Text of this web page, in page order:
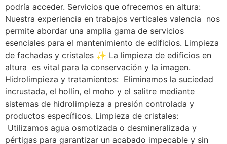
podría acceder. Servicios que ofrecemos en altura:
Nuestra experiencia en trabajos verticales valencia nos
permite abordar una amplia gama de servicios
esenciales para el mantenimiento de edificios. Limpieza
de fachadas y cristales ✨ La limpieza de edificios en
altura es vital para la conservación y la imagen.
Hidrolimpieza y tratamientos: Eliminamos la suciedad
incrustada, el hollín, el moho y el salitre mediante
sistemas de hidrolimpieza a presión controlada y
productos específicos. Limpieza de cristales:
Utilizamos agua osmotizada o desmineralizada y
pértigas para garantizar un acabado impecable y sin